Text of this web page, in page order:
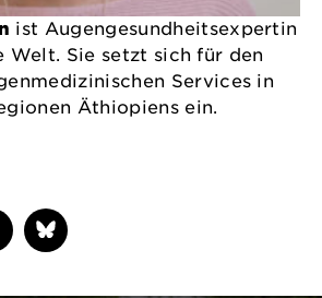
ist Augengesundheitsexpertin
Welt. Sie setzt sich für den
Services in
Äthiopiens ein.